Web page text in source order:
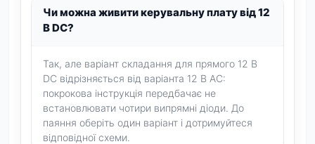
Чи можна живити керувальну плату від 12
В DC?
Так, але варіант складання для прямого 12 В
DC відрізняється від варіанта 12 В AC:
покрокова інструкція передбачає не
встановлювати чотири випрямні діоди. До
паяння оберіть один варіант і дотримуйтеся
відповідної схеми.